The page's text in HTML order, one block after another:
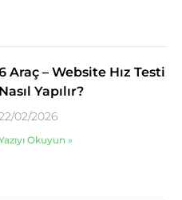
Araç – Website Hız Testi
Nasıl Yapılır?
02/2026
Okuyun »